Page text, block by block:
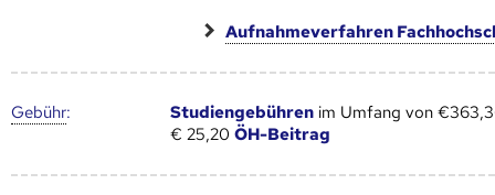
Aufnahmeverfahren
Gebühr: Studiengebühren im Umfang von
€ 25,20ÖH-Beitrag